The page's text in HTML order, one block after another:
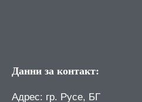
Данни за контакт:
Адрес: гр. Русе, БГ